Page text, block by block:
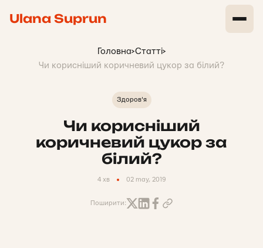
Ulana Suprun
Головна>Статті>
Чи корисніший коричневий цукор за білий?
Здоров'я
Чи корисніший
коричневий цукор за
білий?
4 хв 02 may, 2019
Поширити: